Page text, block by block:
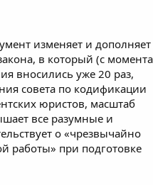
изменяет и дополняет
в который (с момента
вносились уже 20 раз,
совета по кодификации
юристов, масштаб
все разумные и
о «чрезвычайно
работы» при подготовке